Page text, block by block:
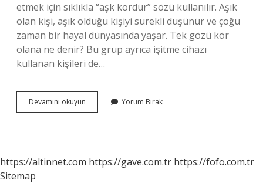
etmek için sıklıkla “aşk kördür” sözü kullanılır. Aşık
olan kişi, aşık olduğu kişiyi sürekli düşünür ve çoğu
zaman bir hayal dünyasında yaşar. Tek gözü kör
olana ne denir? Bu grup ayrıca işitme cihazı
kullanan kişileri de…
Devamını okuyun
Kör
Yorum Bırak
https://altinnet.com https://gave.com.tr https://fofo.com.tr
Sitemap